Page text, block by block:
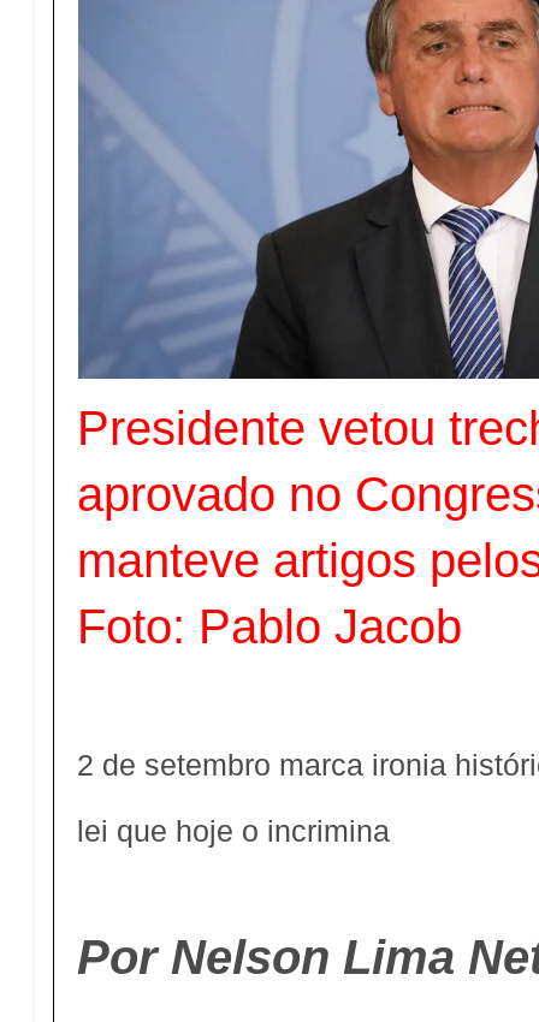
Presidente vetou
aprovado no
manteve artigos
Foto: Pablo Jacob
2 de setembro marca ironia
lei que hoje o incrimina
Por Nelson Lima